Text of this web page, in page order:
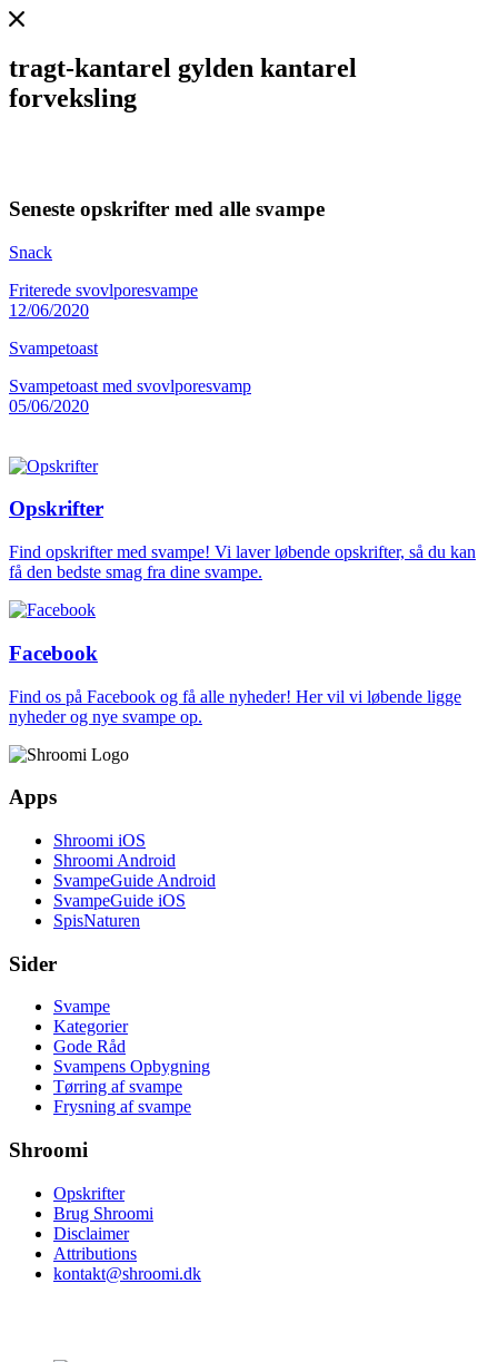
tragt-kantarel gylden kantarel
forveksling
Seneste opskrifter med alle svampe
Snack
Friterede svovlporesvampe
12/06/2020
Svampetoast
Svampetoast med svovlporesvamp
05/06/2020
Opskrifter
Find opskrifter med svampe! Vi laver løbende opskrifter, så du kan
få den bedste smag fra dine svampe.
Facebook
Find os på Facebook og få alle nyheder! Her vil vi løbende ligge
nyheder og nye svampe op.
Apps
Shroomi iOS
Shroomi Android
SvampeGuide Android
SvampeGuide iOS
SpisNaturen
Sider
Svampe
Kategorier
Gode Råd
Svampens Opbygning
Tørring af svampe
Frysning af svampe
Shroomi
Opskrifter
Brug Shroomi
Disclaimer
Attributions
kontakt@shroomi.dk